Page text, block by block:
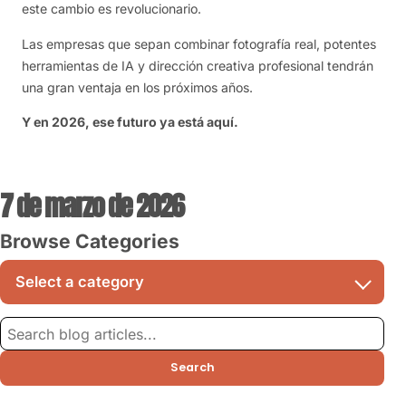
este cambio es revolucionario.
Las empresas que sepan combinar fotografía real, potentes
herramientas de IA y dirección creativa profesional tendrán
una gran ventaja en los próximos años.
Y en 2026, ese futuro ya está aquí.
7 de marzo de 2026
Browse Categories
Search